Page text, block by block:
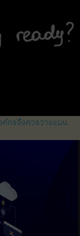
ค์กรจึงควรวางแผน